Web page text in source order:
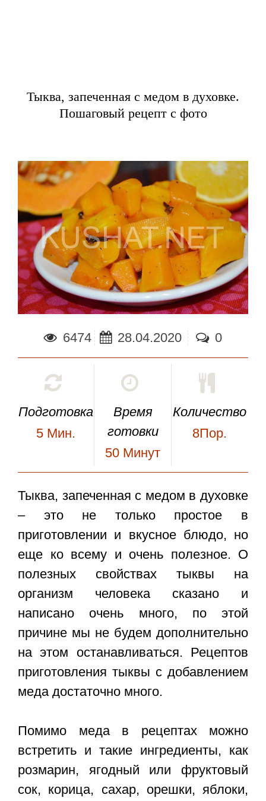
Тыква, запеченная с медом в духовке.
Пошаговый рецепт с фото
6474 28.04.2020 0
Подготовка
5 Мин.
Время
готовки
50 Минут
Количество
8Пор.
Тыква, запеченная с медом в духовке
– это не только простое в
приготовлении и вкусное блюдо, но
еще ко всему и очень полезное. О
полезных свойствах тыквы на
организм человека сказано и
написано очень много, по этой
причине мы не будем дополнительно
на этом останавливаться. Рецептов
приготовления тыквы с добавлением
меда достаточно много.
Помимо меда в рецептах можно
встретить и такие ингредиенты, как
розмарин, ягодный или фруктовый
сок, корица, сахар, орешки, яблоки,